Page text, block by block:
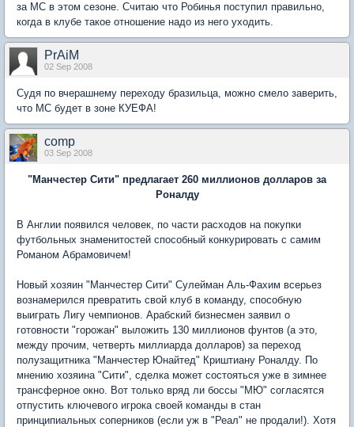
за МС в этом сезоне. Считаю что Робинья поступил правильно,
когда в клубе такое отношение надо из него уходить.
PrAiM
02 Sep 2008
Судя по вчерашнему переходу бразильца, можно смело заверить,
что МС будет в зоне КУЕФА!
comp
03 Sep 2008
"Манчестер Сити" предлагает 260 миллионов долларов за
Роналду
В Англии появился человек, по части расходов на покупки
футбольных знаменитостей способный конкурировать с самим
Романом Абрамовичем!
Новый хозяин "Манчестер Сити" Сулейман Аль-Фахим всерьез
вознамерился превратить свой клуб в команду, способную
выиграть Лигу чемпионов. Арабский бизнесмен заявил о
готовности "горожан" выложить 130 миллионов фунтов (а это,
между прочим, четверть миллиарда долларов) за переход
полузащитника "Манчестер Юнайтед" Криштиану Роналду. По
мнению хозяина "Сити", сделка может состояться уже в зимнее
трансферное окно. Вот только вряд ли боссы "МЮ" согласятся
отпустить ключевого игрока своей команды в стан
принципиальных соперников (если уж в "Реал" не продали!). Хотя